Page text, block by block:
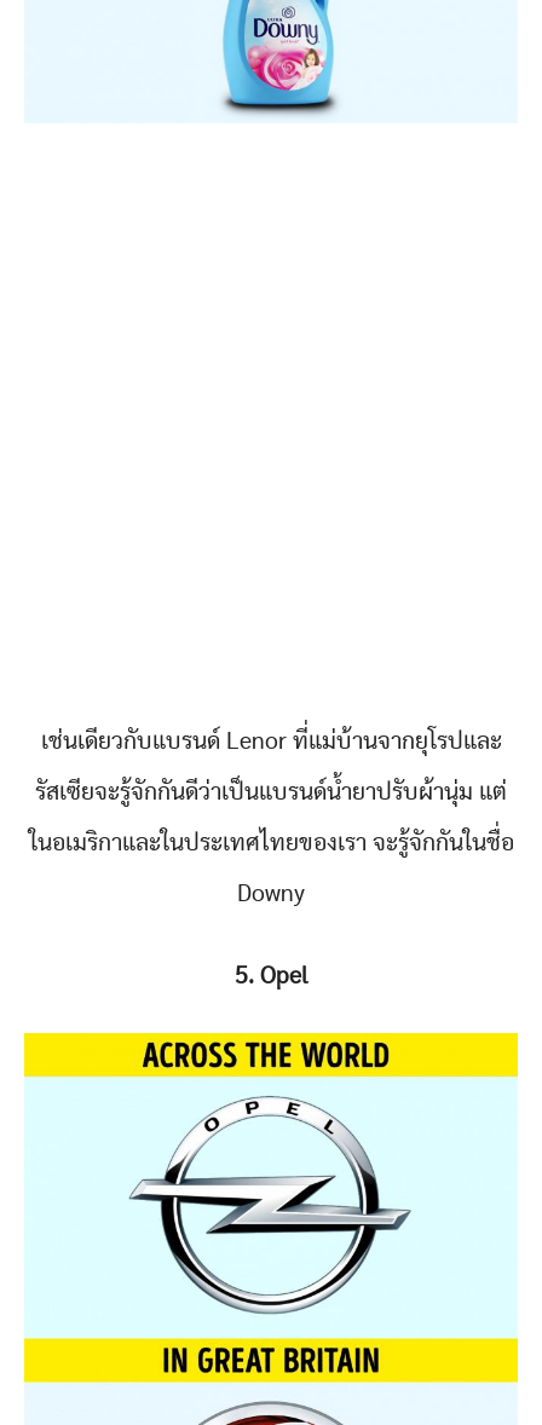
เช่นเดียวกับแบรนด์ Lenor ที่แม่บ้านจากยุโรปและ
รัสเซียจะรู้จักกันดีว่าเป็นแบรนด์น้ำยาปรับผ้านุ่ม แต่
ในอเมริกาและในประเทศไทยของเรา จะรู้จักกันในชื่อ
Downy
5. Opel